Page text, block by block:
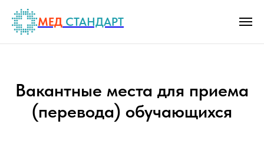
МЕД СТАНДАРТ
Вакантные места для приема
(перевода) обучающихся